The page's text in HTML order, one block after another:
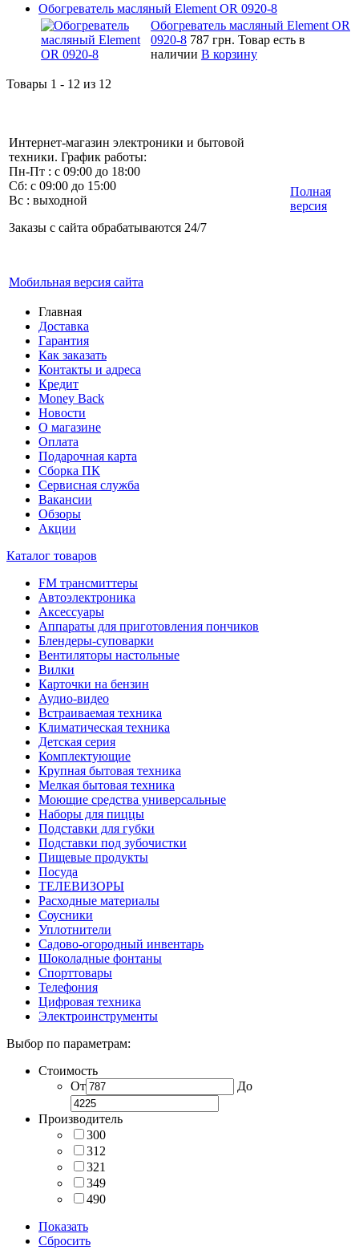
Обогреватель масляный Element OR 0920-8
Обогреватель масляный Element OR
0920-8 787 грн. Товар есть в
наличии В корзину
Товары 1 - 12 из 12
Интернет-магазин электроники и бытовой
техники. График работы:
Пн-Пт : с 09:00 до 18:00
Сб: с 09:00 до 15:00
Вс : выходной
Заказы с сайта обрабатываются 24/7
Мобильная версия сайта
Полная
версия
Главная
Доставка
Гарантия
Как заказать
Контакты и адреса
Кредит
Money Back
Новости
О магазине
Оплата
Подарочная карта
Сборка ПК
Сервисная служба
Вакансии
Обзоры
Акции
Каталог товаров
FM трансмиттеры
Автоэлектроника
Аксессуары
Аппараты для приготовления пончиков
Блендеры-суповарки
Вентиляторы настольные
Вилки
Карточки на бензин
Аудио-видео
Встраиваемая техника
Климатическая техника
Детская серия
Комплектующие
Крупная бытовая техника
Мелкая бытовая техника
Моющие средства универсальные
Наборы для пиццы
Подставки для губки
Подставки под зубочистки
Пищевые продукты
Посуда
ТЕЛЕВИЗОРЫ
Расходные материалы
Соусники
Уплотнители
Садово-огородный инвентарь
Шоколадные фонтаны
Спорттовары
Телефония
Цифровая техника
Электроинструменты
Выбор по параметрам:
Стоимость
От
До
Производитель
300
312
321
349
490
Показать
Сбросить